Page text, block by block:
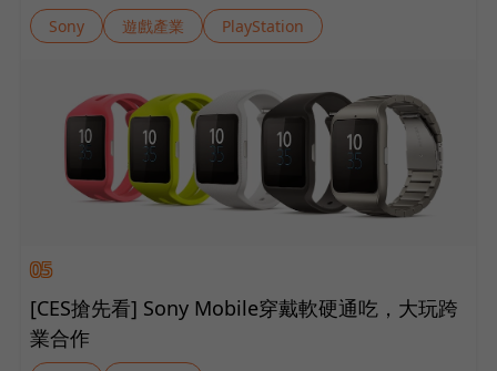
Sony 遊戲產業 PlayStation
05
[CES搶先看] Sony Mobile穿戴軟硬通吃，大玩跨
業合作